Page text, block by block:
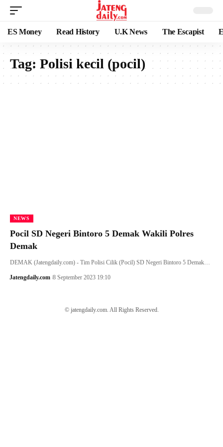
ES Money Read History U.K News The Escapist
Tag: Polisi kecil (pocil)
NEWS
Pocil SD Negeri Bintoro 5 Demak Wakili Polres
Demak
DEMAK (Jatengdaily.com) - Tim Polisi Cilik (Pocil) SD Negeri Bintoro 5 Demak…
Jatengdaily.com 8 September 2023 19:10
© jatengdaily.com. All Rights Reserved.